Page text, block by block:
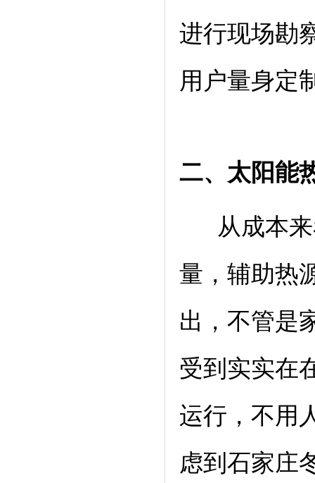
进行现场勘
用户量身定
二、太阳能
从成本
量，辅助热
出，不管是
受到实实在
运行，不用
虑到石家庄